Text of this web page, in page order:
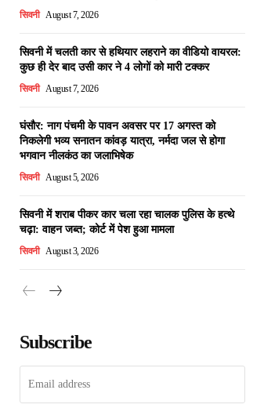
सिवनी August 7, 2026
सिवनी में चलती कार से हथियार लहराने का वीडियो वायरल:
कुछ ही देर बाद उसी कार ने 4 लोगों को मारी टक्कर
सिवनी August 7, 2026
घंसौर: नाग पंचमी के पावन अवसर पर 17 अगस्त को
निकलेगी भव्य सनातन कांवड़ यात्रा, नर्मदा जल से होगा
भगवान नीलकंठ का जलाभिषेक
सिवनी August 5, 2026
सिवनी में शराब पीकर कार चला रहा चालक पुलिस के हत्थे
चढ़ा: वाहन जब्त; कोर्ट में पेश हुआ मामला
सिवनी August 3, 2026
Subscribe